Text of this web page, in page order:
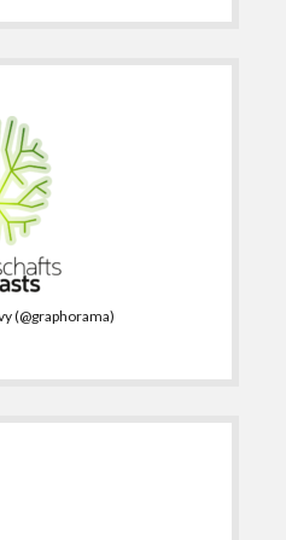
(@graphorama)